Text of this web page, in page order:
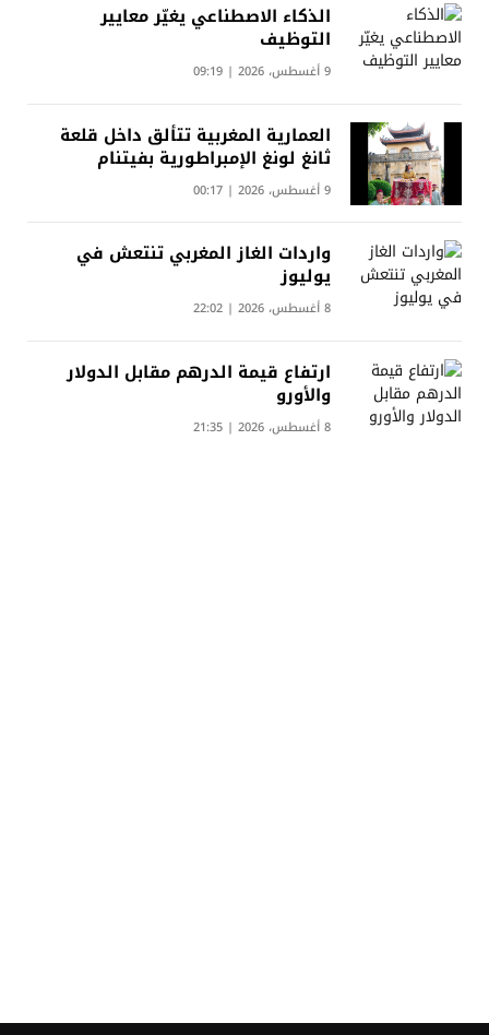
الذكاء الاصطناعي يغيّر معايير
التوظيف
9 أغسطس، 2026 | 09:19
العمارية المغربية تتألق داخل قلعة
ثانغ لونغ الإمبراطورية بفيتنام
9 أغسطس، 2026 | 00:17
واردات الغاز المغربي تنتعش في
يوليوز
8 أغسطس، 2026 | 22:02
ارتفاع قيمة الدرهم مقابل الدولار
والأورو
8 أغسطس، 2026 | 21:35